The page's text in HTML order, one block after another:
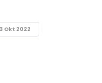
Okt 2022